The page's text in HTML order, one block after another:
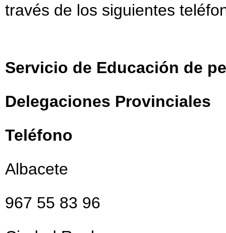
través de los siguientes
Servicio de Educación de
Delegaciones Provinciales
Teléfono
Albacete
967 55 83 96